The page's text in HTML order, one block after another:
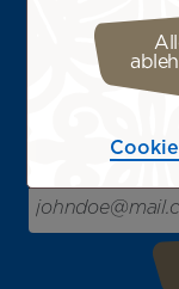
Melden Sie sich
neuesten
Erhalten Sie
Aktionen vor
inspirieren!
Wählen Sie Ihr
Erlebnis zu